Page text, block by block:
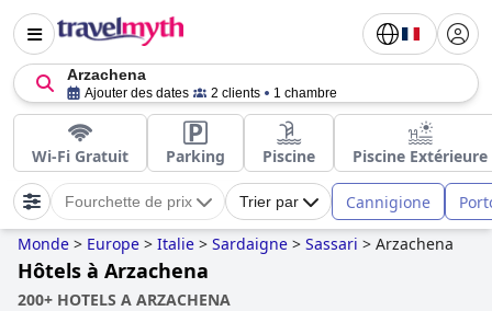
Arzachena
Ajouter des dates 2 clients 1 chambre
Wi-Fi Gratuit Parking Piscine Piscine Extérieure
Fourchette de prix Trier par Cannigione
Monde > Europe > Italie > Sardaigne > Sassari > Arzachena
Hôtels à Arzachena
200+ HOTELS A ARZACHENA